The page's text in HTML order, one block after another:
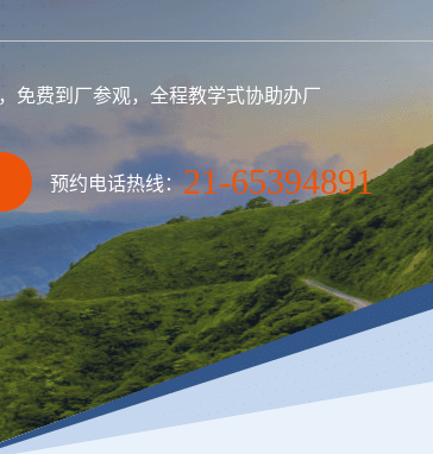
，免费到厂参观，全程教学式协助办厂
预约电话热线：21-65394891